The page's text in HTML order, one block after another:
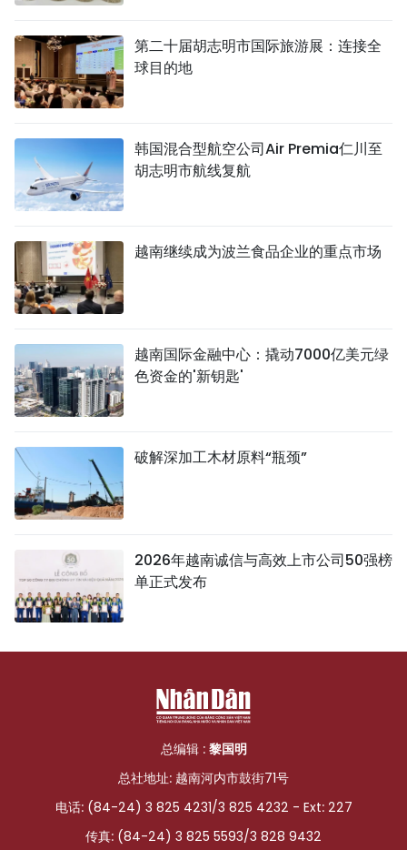
第二十届胡志明市国际旅游展：连接全
球目的地
韩国混合型航空公司Air Premia仁川至
胡志明市航线复航
越南继续成为波兰食品企业的重点市场
越南国际金融中心：撬动7000亿美元绿
色资金的'新钥匙'
破解深加工木材原料“瓶颈”
2026年越南诚信与高效上市公司50强榜
单正式发布
总编辑 : 黎国明
总社地址: 越南河内市鼓街71号
电话: (84-24) 3 825 4231/3 825 4232 - Ext: 227
传真: (84-24) 3 825 5593/3 828 9432